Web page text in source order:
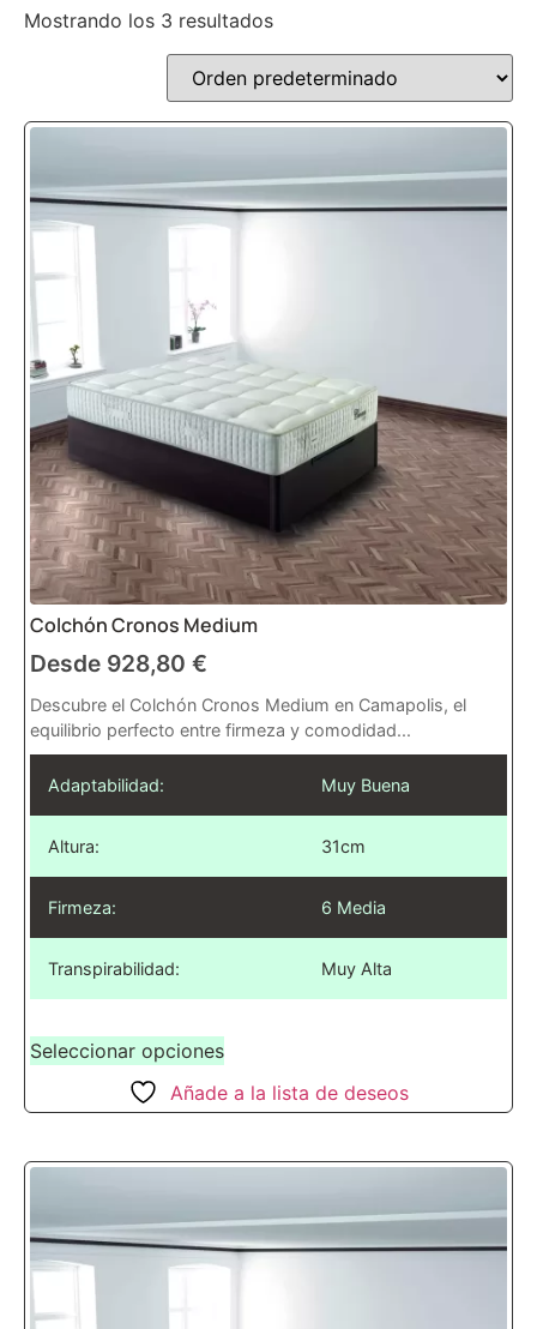
Mostrando los 3 resultados
Colchón Cronos Medium
Desde 928,80 €
Descubre el Colchón Cronos Medium en Camapolis, el
equilibrio perfecto entre firmeza y comodidad...
Adaptabilidad: Muy Buena
Altura: 31cm
Firmeza: 6 Media
Transpirabilidad: Muy Alta
Seleccionar opciones
Añade a la lista de deseos